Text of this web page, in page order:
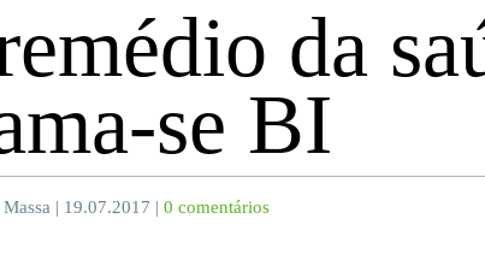
da
se BI
| 19.07.2017 | 0 comentários